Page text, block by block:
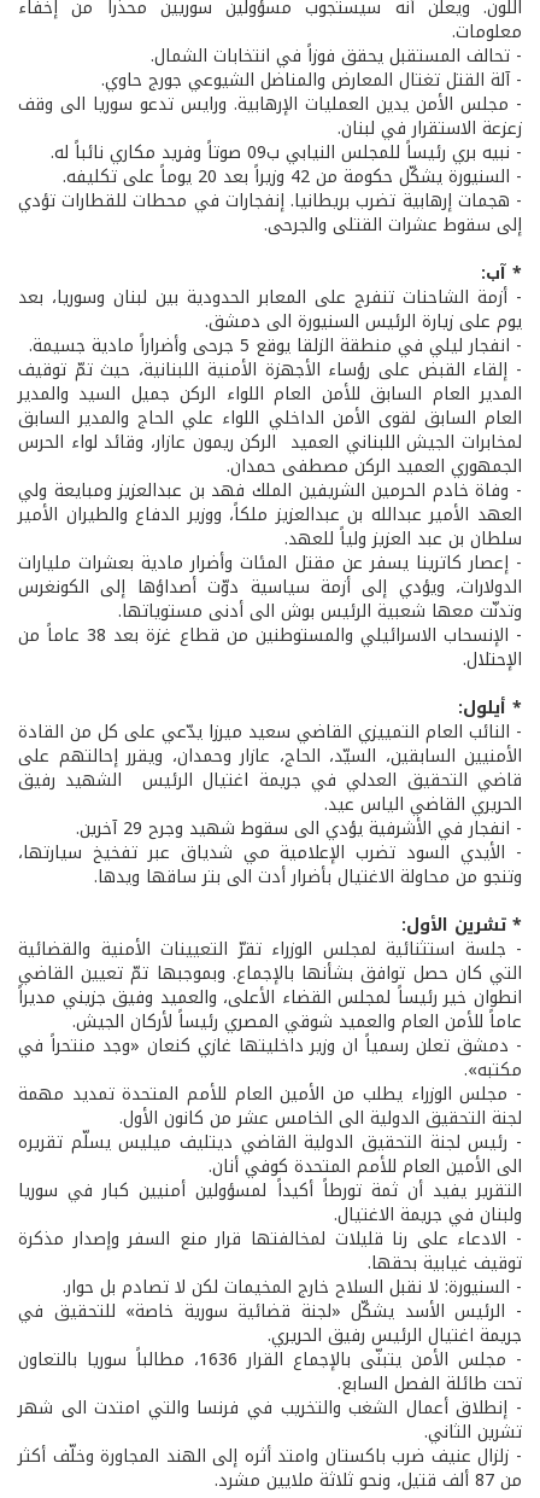
اللون. ويعلن أنه سيستجوب مسؤولين سوريين محذراً من إخفاء
معلومات.
- تحالف المستقبل يحقق فوزاً في انتخابات الشمال.
- آلة القتل تغتال المعارض والمناضل الشيوعي جورج حاوي.
- مجلس الأمن يدين العمليات الإرهابية. ورايس تدعو سوريا الى وقف
زعزعة الاستقرار في لبنان.
- نبيه بري رئيساً للمجلس النيابي ب09 صوتاً وفريد مكاري نائباً له.
- السنيورة يشكّل حكومة من 42 وزيراً بعد 20 يوماً على تكليفه.
- هجمات إرهابية تضرب بريطانيا. إنفجارات في محطات للقطارات تؤدي
إلى سقوط عشرات القتلى والجرحى.
* آب:
- أزمة الشاحنات تنفرج على المعابر الحدودية بين لبنان وسوريا، بعد
يوم على زيارة الرئيس السنيورة الى دمشق.
- انفجار ليلي في منطقة الزلقا يوقع 5 جرحى وأضراراً مادية جسيمة.
- إلقاء القبض على رؤساء الأجهزة الأمنية اللبنانية، حيث تمّ توقيف
المدير العام السابق للأمن العام اللواء الركن جميل السيد والمدير
العام السابق لقوى الأمن الداخلي اللواء علي الحاج والمدير السابق
لمخابرات الجيش اللبناني العميد الركن ريمون عازار، وقائد لواء الحرس
الجمهوري العميد الركن مصطفى حمدان.
- وفاة خادم الحرمين الشريفين الملك فهد بن عبدالعزيز ومبايعة ولي
العهد الأمير عبدالله بن عبدالعزيز ملكاً، ووزير الدفاع والطيران الأمير
سلطان بن عبد العزيز ولياً للعهد.
- إعصار كاترينا يسفر عن مقتل المئات وأضرار مادية بعشرات مليارات
الدولارات، ويؤدي إلى أزمة سياسية دوّت أصداؤها إلى الكونغرس
وتدنّت معها شعبية الرئيس بوش الى أدنى مستوياتها.
- الإنسحاب الاسرائيلي والمستوطنين من قطاع غزة بعد 38 عاماً من
الإحتلال.
* أيلول:
- النائب العام التمييزي القاضي سعيد ميرزا يدّعي على كل من القادة
الأمنيين السابقين، السيّد، الحاج، عازار وحمدان، ويقرر إحالتهم على
قاضي التحقيق العدلي في جريمة اغتيال الرئيس الشهيد رفيق
الحريري القاضي الياس عيد.
- انفجار في الأشرفية يؤدي الى سقوط شهيد وجرح 29 آخرين.
- الأيدي السود تضرب الإعلامية مي شدياق عبر تفخيخ سيارتها،
وتنجو من محاولة الاغتيال بأضرار أدت الى بتر ساقها ويدها.
* تشرين الأول:
- جلسة استثنائية لمجلس الوزراء تقرّ التعيينات الأمنية والقضائية
التي كان حصل توافق بشأنها بالإجماع. وبموجبها تمّ تعيين القاضي
انطوان خير رئيساً لمجلس القضاء الأعلى، والعميد وفيق جزيني مديراً
عاماً للأمن العام والعميد شوقي المصري رئيساً لأركان الجيش.
- دمشق تعلن رسمياً ان وزير داخليتها غازي كنعان «وجد منتحراً في
مكتبه».
- مجلس الوزراء يطلب من الأمين العام للأمم المتحدة تمديد مهمة
لجنة التحقيق الدولية الى الخامس عشر من كانون الأول.
- رئيس لجنة التحقيق الدولية القاضي ديتليف ميليس يسلّم تقريره
الى الأمين العام للأمم المتحدة كوفي أنان.
التقرير يفيد أن ثمة تورطاً أكيداً لمسؤولين أمنيين كبار في سوريا
ولبنان في جريمة الاغتيال.
- الادعاء على رنا قليلات لمخالفتها قرار منع السفر وإصدار مذكرة
توقيف غيابية بحقها.
- السنيورة: لا نقبل السلاح خارج المخيمات لكن لا تصادم بل حوار.
- الرئيس الأسد يشكّل «لجنة قضائية سورية خاصة» للتحقيق في
جريمة اغتيال الرئيس رفيق الحريري.
- مجلس الأمن يتبنّى بالإجماع القرار 1636، مطالباً سوريا بالتعاون
تحت طائلة الفصل السابع.
- إنطلاق أعمال الشغب والتخريب في فرنسا والتي امتدت الى شهر
تشرين الثاني.
- زلزال عنيف ضرب باكستان وامتد أثره إلى الهند المجاورة وخلّف أكثر
من 87 ألف قتيل، ونحو ثلاثة ملايين مشرد.